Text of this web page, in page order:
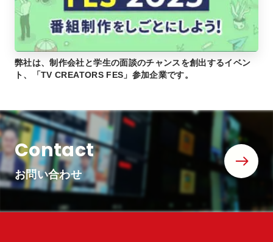
弊社は、制作会社と学生の面談のチャンスを創出するイベン
ト、「TV CREATORS FES」参加企業です。
Contact
お問い合わせ